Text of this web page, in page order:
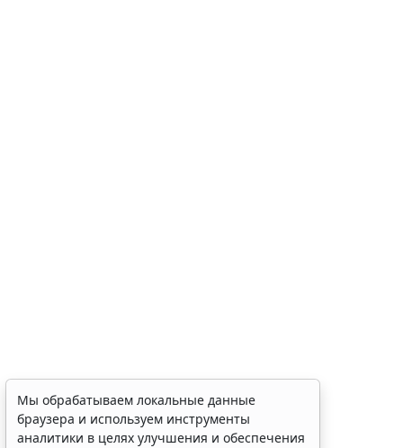
Мы обрабатываем локальные данные
браузера и используем инструменты
аналитики в целях улучшения и обеспечения